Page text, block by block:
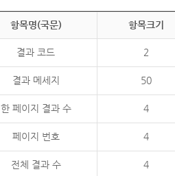
항목명(국문) 항목크기
결과 코드 2
결과 메세지 50
한 페이지 결과 수 4
페이지 번호 4
전체 결과 수 4